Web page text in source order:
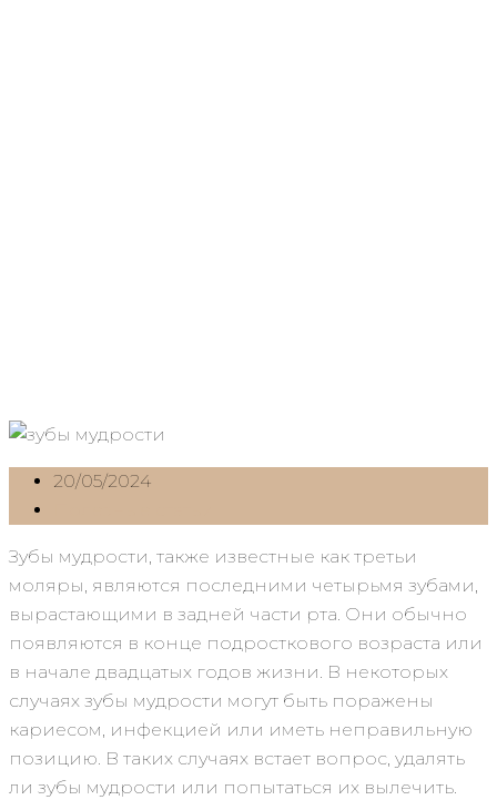
20/05/2024
Зубы мудрости, также известные как третьи
моляры, являются последними четырьмя зубами,
вырастающими в задней части рта. Они обычно
появляются в конце подросткового возраста или
в начале двадцатых годов жизни. В некоторых
случаях зубы мудрости могут быть поражены
кариесом, инфекцией или иметь неправильную
позицию. В таких случаях встает вопрос, удалять
ли зубы мудрости или попытаться их вылечить.